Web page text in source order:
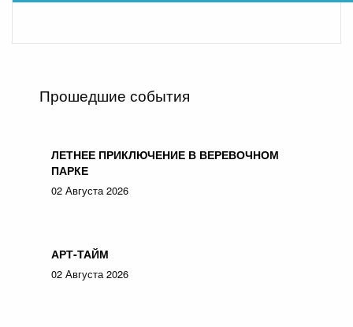
Прошедшие события
ЛЕТНЕЕ ПРИКЛЮЧЕНИЕ В ВЕРЕВОЧНОМ
ПАРКЕ
02 Августа 2026
АРТ-ТАЙМ
02 Августа 2026